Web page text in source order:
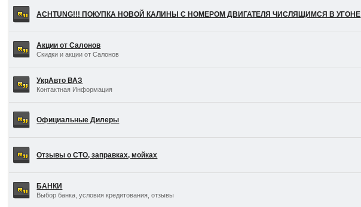
ACHTUNG!!! ПОКУПКА НОВОЙ КАЛИНЫ С НОМЕРОМ ДВИГАТЕЛЯ ЧИСЛЯЩИМСЯ В УГОНЕ
Акции от Салонов
Скидки и акции от Салонов
УкрАвто ВАЗ
Контактная Информация
Официальные Дилеры
Отзывы о СТО, заправках, мойках
БАНКИ
Выбор банка, условия кредитования, отзывы